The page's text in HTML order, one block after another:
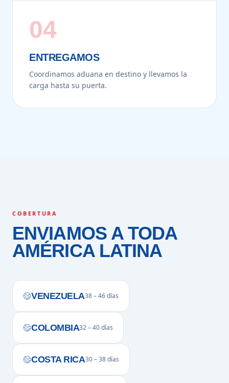
04
ENTREGAMOS
Coordinamos aduana en destino y llevamos la
carga hasta su puerta.
COBERTURA
ENVIAMOS A TODA
AMÉRICA LATINA
VENEZUELA38 – 46 días
COLOMBIA32 – 40 días
COSTA RICA30 – 38 días